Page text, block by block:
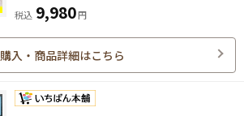
9,980
購入・商品詳細はこちら